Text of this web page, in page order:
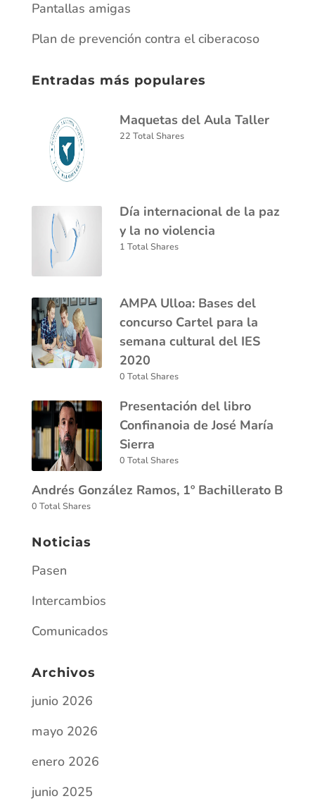
Pantallas amigas
Plan de prevención contra el ciberacoso
Entradas más populares
Maquetas del Aula Taller
22 Total Shares
Día internacional de la paz
y la no violencia
1 Total Shares
AMPA Ulloa: Bases del
concurso Cartel para la
semana cultural del IES
2020
0 Total Shares
Presentación del libro
Confinanoia de José María
Sierra
0 Total Shares
Andrés González Ramos, 1º Bachillerato B
0 Total Shares
Noticias
Pasen
Intercambios
Comunicados
Archivos
junio 2026
mayo 2026
enero 2026
junio 2025